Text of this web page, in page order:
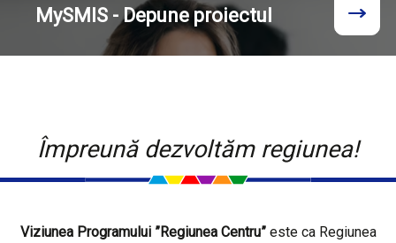
MySMIS - Depune proiectul
Împreună dezvoltăm regiunea!
Viziunea Programului ”Regiunea Centru”este ca Regiunea